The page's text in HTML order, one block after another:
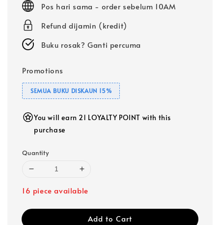
Pos hari sama - order sebelum 10AM
Refund dijamin (kredit)
Buku rosak? Ganti percuma
Promotions
SEMUA BUKU DISKAUN 15%
You will earn 21 LOYALTY POINT with this
purchase
Quantity
16 piece available
Add to Cart